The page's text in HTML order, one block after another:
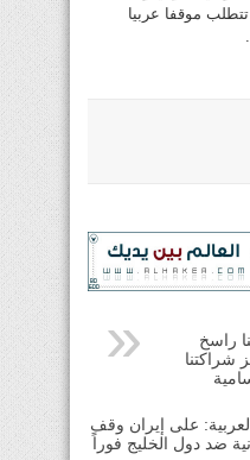
موقفا عربيا
راسخ
شراكتنا
على إيران وقف
ضد دول الخليج فوراً